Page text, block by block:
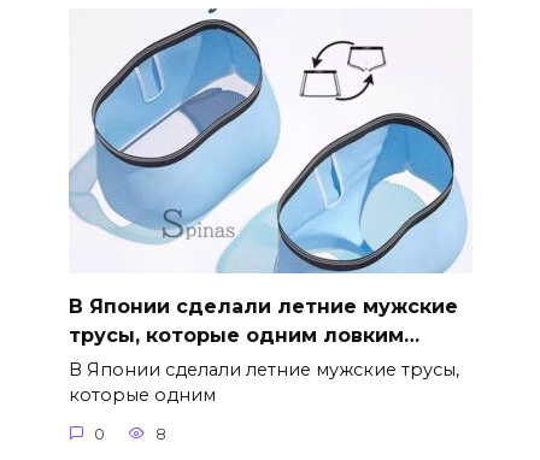
В Японии сделали летние мужские
трусы, которые одним ловким…
В Японии сделали летние мужские трусы,
которые одним
0 8